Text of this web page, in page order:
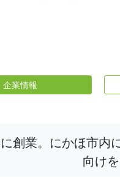
企業情報
創業。にかほ市内
向け